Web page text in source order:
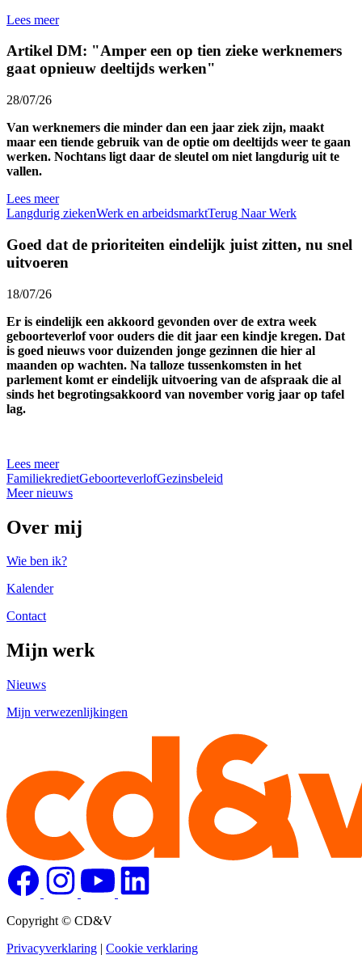
Lees meer
Artikel DM: "Amper een op tien zieke werknemers
gaat opnieuw deeltijds werken"
28/07/26
Van werknemers die minder dan een jaar ziek zijn, maakt
maar een tiende gebruik van de optie om deeltijds weer te gaan
werken. Nochtans ligt daar de sleutel om niet langdurig uit te
vallen.
Lees meer
Langdurig ziekenWerk en arbeidsmarktTerug Naar Werk
Goed dat de prioriteiten eindelijk juist zitten, nu snel
uitvoeren
18/07/26
Er is eindelijk een akkoord gevonden over de extra week
geboorteverlof voor ouders die dit jaar een kindje kregen. Dat
is goed nieuws voor duizenden jonge gezinnen die hier al
maanden op wachten. Na talloze tussenkomsten in het
parlement komt er eindelijk uitvoering van de afspraak die al
sinds het begrotingsakkoord van november vorig jaar op tafel
lag.
Lees meer
FamiliekredietGeboorteverlofGezinsbeleid
Meer nieuws
Over mij
Wie ben ik?
Kalender
Contact
Mijn werk
Nieuws
Mijn verwezenlijkingen
Copyright © CD&V
Privacyverklaring | Cookie verklaring